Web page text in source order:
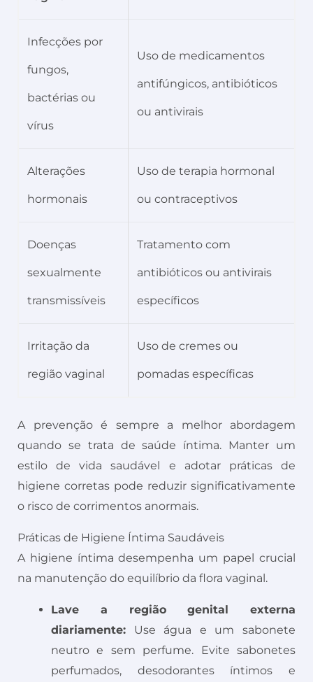
Infecções por
fungos,
bactérias ou
vírus
Uso de medicamentos
antifúngicos, antibióticos
ou antivirais
Alterações
hormonais
Uso de terapia hormonal
ou contraceptivos
Doenças
sexualmente
transmissíveis
Tratamento com
antibióticos ou antivirais
específicos
Irritação da
região vaginal
Uso de cremes ou
pomadas específicas
A prevenção é sempre a melhor abordagem
quando se trata de saúde íntima. Manter um
estilo de vida saudável e adotar práticas de
higiene corretas pode reduzir significativamente
o risco de corrimentos anormais.
Práticas de Higiene Íntima Saudáveis
A higiene íntima desempenha um papel crucial
na manutenção do equilíbrio da flora vaginal.
Lave a região genital externa
diariamente: Use água e um sabonete
neutro e sem perfume. Evite sabonetes
perfumados, desodorantes íntimos e